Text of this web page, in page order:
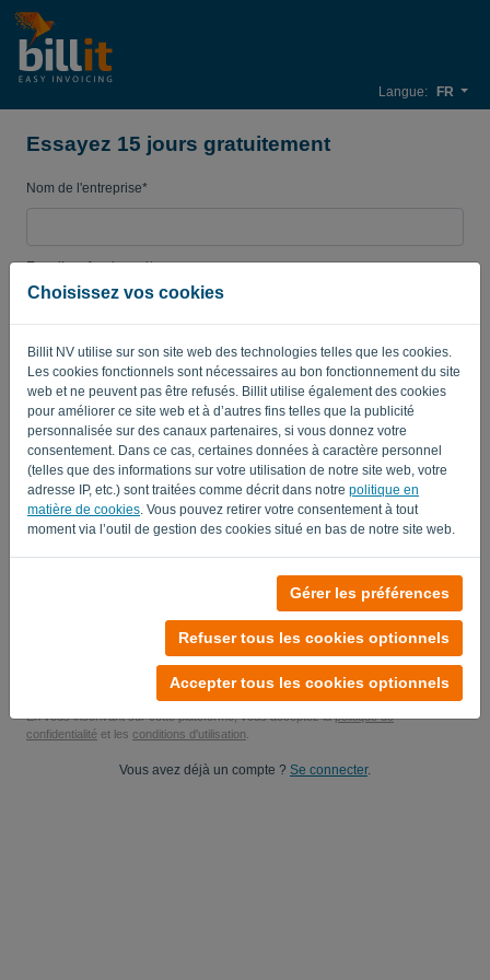
Choisissez vos cookies
Billit NV utilise sur son site web des technologies telles que les cookies.
Les cookies fonctionnels sont nécessaires au bon fonctionnement du site
web et ne peuvent pas être refusés. Billit utilise également des cookies
pour améliorer ce site web et à d’autres fins telles que la publicité
personnalisée sur des canaux partenaires, si vous donnez votre
consentement. Dans ce cas, certaines données à caractère personnel
(telles que des informations sur votre utilisation de notre site web, votre
adresse IP, etc.) sont traitées comme décrit dans notre politique en
matière de cookies . Vous pouvez retirer votre consentement à tout
moment via l’outil de gestion des cookies situé en bas de notre site web.
Gérer les préférences
Refuser tous les cookies optionnels
Accepter tous les cookies optionnels
Langue: FR
Essayez 15 jours gratuitement
Nom de l'entreprise*
E-mail professionnel*
Mot de passe
Oui, vous pouvez m'envoyer des mises à jour produit..
Commencez votre essai gratuit
Aucune carte de crédit requise
Vous n'avez aucune obligation ! 100 % sans engagement
Vos données sont 100 % sécurisées
En vous inscrivant sur cette plateforme, vous acceptez lapolitique de
confidentialité et les conditions d'utilisation
Vous avez déjà un compte ? Se connecter.